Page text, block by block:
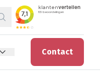
Zoeken
Contact